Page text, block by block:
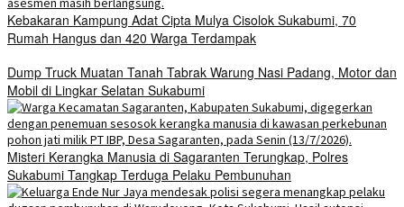
Kebakaran Kampung Adat Cipta Mulya Cisolok Sukabumi, 70
Rumah Hangus dan 420 Warga Terdampak
Dump Truck Muatan Tanah Tabrak Warung Nasi Padang, Motor dan
Mobil di Lingkar Selatan Sukabumi
Misteri Kerangka Manusia di Sagaranten Terungkap, Polres
Sukabumi Tangkap Terduga Pelaku Pembunuhan